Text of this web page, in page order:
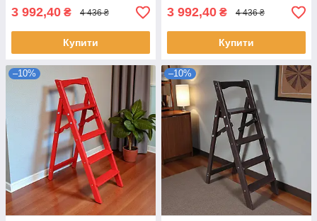
3 992,40 ₴ 4 436 ₴
Купити
3 992,40 ₴ 4 436 ₴
Купити
–10% –10%